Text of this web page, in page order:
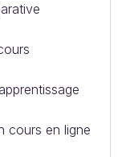
cours en ligne